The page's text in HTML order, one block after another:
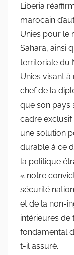
Liberia
marocain
Unies pour le
Sahara, ainsi
territoriale du
Unies visant
chef de la
que son pays
cadre exclusif
une solution
durable à ce
la politique
« notre
sécurité
et de la non-
intérieures de
fondamental
t-il assuré.